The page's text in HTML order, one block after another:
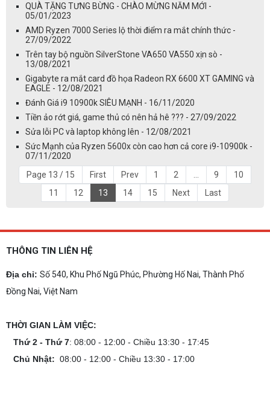
QUÀ TẶNG TƯNG BỪNG - CHÀO MỪNG NĂM MỚI -
05/01/2023
AMD Ryzen 7000 Series lộ thời điểm ra mắt chính thức -
27/09/2022
Trên tay bộ nguồn SilverStone VA650 VA550 xịn sò -
13/08/2021
Gigabyte ra mắt card đồ họa Radeon RX 6600 XT GAMING và
EAGLE - 12/08/2021
Đánh Giá i9 10900k SIÊU MẠNH - 16/11/2020
Tiền ảo rớt giá, game thủ có nên hả hê ??? - 27/09/2022
Sửa lỗi PC và laptop không lên - 12/08/2021
Sức Mạnh của Ryzen 5600x còn cao hơn cả core i9-10900k -
07/11/2020
Page 13 / 15
First Prev 1 2 9
10
11
12 13 14 15 Next Last
THÔNG TIN LIÊN HỆ
Địa chỉ: Số 540, Khu Phố Ngũ Phúc, Phường Hố Nai, Thành Phố
Đồng Nai, Việt Nam
THỜI GIAN LÀM VIỆC:
Thứ 2 - Thứ 7: 08:00 - 12:00 - Chiều 13:30 - 17:45
Chủ Nhật: 08:00 - 12:00 - Chiều 13:30 - 17:00